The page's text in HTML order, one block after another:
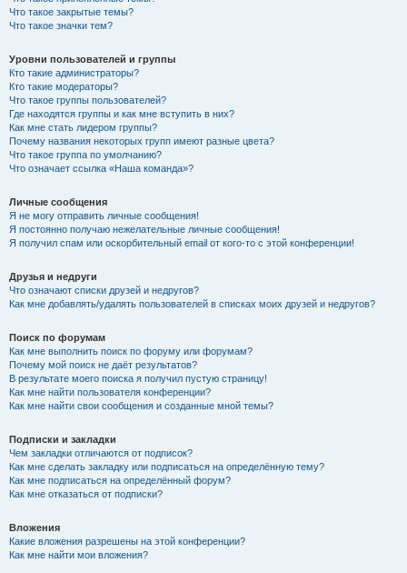
Что такое закрытые темы?
Что такое значки тем?
Уровни пользователей и группы
Кто такие администраторы?
Кто такие модераторы?
Что такое группы пользователей?
Где находятся группы и как мне вступить в них?
Как мне стать лидером группы?
Почему названия некоторых групп имеют разные цвета?
Что такое группа по умолчанию?
Что означает ссылка «Наша команда»?
Личные сообщения
Я не могу отправить личные сообщения!
Я постоянно получаю нежелательные личные сообщения!
Я получил спам или оскорбительный email от кого-то с этой конференции!
Друзья и недруги
Что означают списки друзей и недругов?
Как мне добавлять/удалять пользователей в списках моих друзей и недругов?
Поиск по форумам
Как мне выполнить поиск по форуму или форумам?
Почему мой поиск не даёт результатов?
В результате моего поиска я получил пустую страницу!
Как мне найти пользователя конференции?
Как мне найти свои сообщения и созданные мной темы?
Подписки и закладки
Чем закладки отличаются от подписок?
Как мне сделать закладку или подписаться на определённую тему?
Как мне подписаться на определённый форум?
Как мне отказаться от подписки?
Вложения
Какие вложения разрешены на этой конференции?
Как мне найти мои вложения?